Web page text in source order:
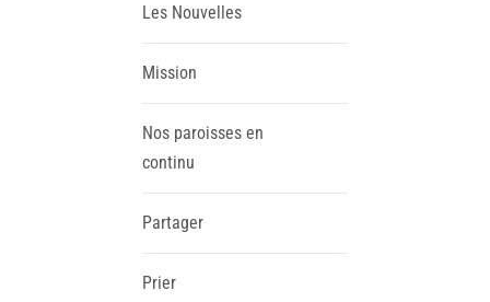
Les Nouvelles
Mission
Nos paroisses en
continu
Partager
Prier